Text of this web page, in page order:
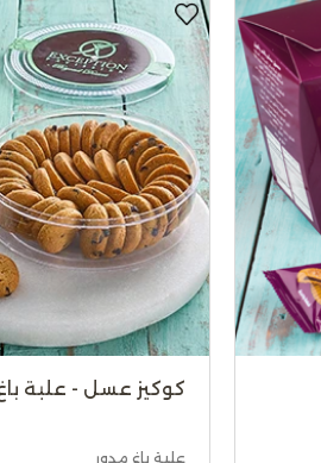
كوكيز عسل - علبة
علبة باغ مدور